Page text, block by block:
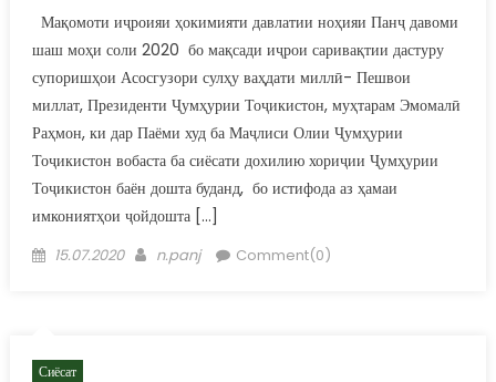
Мақомоти иҷроияи ҳокимияти давлатии ноҳияи Панҷ давоми
шаш моҳи соли 2020 бо мақсади иҷрои саривақтии дастуру
супоришҳои Асосгузори сулҳу ваҳдати миллӣ- Пешвои
миллат, Президенти Ҷумҳурии Тоҷикистон, муҳтарам Эмомалӣ
Раҳмон, ки дар Паёми худ ба Маҷлиси Олии Ҷумҳурии
Тоҷикистон вобаста ба сиёсати дохилию хориҷии Ҷумҳурии
Тоҷикистон баён дошта буданд, бо истифода аз ҳамаи
имкониятҳои ҷойдошта […]
Posted on
15.07.2020 Author
n.panj Comment(0)
Сиёсат